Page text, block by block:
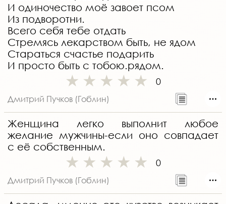
И одиночество моё завоет псом
Из подворотни.
Всего себя тебе отдать
Стремясь лекарством быть, не ядом
Стараться счастье подарить
И просто быть с тобою.рядом.
0
Дмитрий Пучков (Гоблин)
Женщина легко выполнит любое
желание мужчины-если оно совпадает
с её собственным.
0
Дмитрий Пучков (Гоблин)